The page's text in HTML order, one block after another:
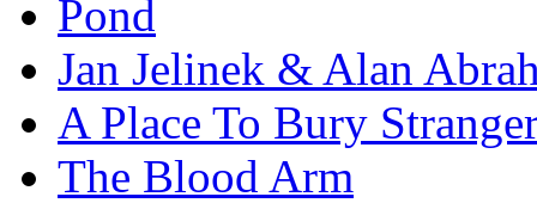
Pond
Jan Jelinek & Alan
A Place To Bury
The Blood Arm